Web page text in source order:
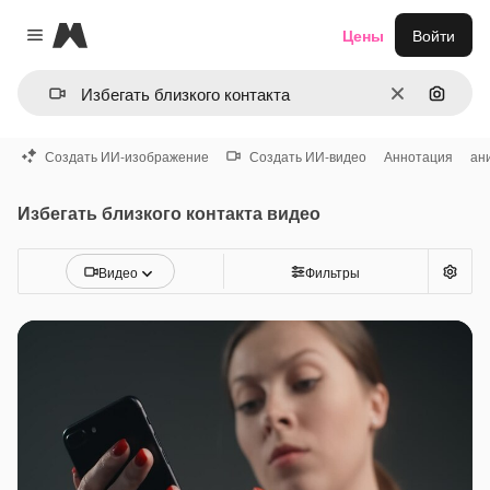
Close menu
Magnific
ОчиститьПоиск
Цены Войти
Создать ИИ-изображение Создать ИИ-видео Аннотация
Избегать близкого контакта видео
Видео Фильтры